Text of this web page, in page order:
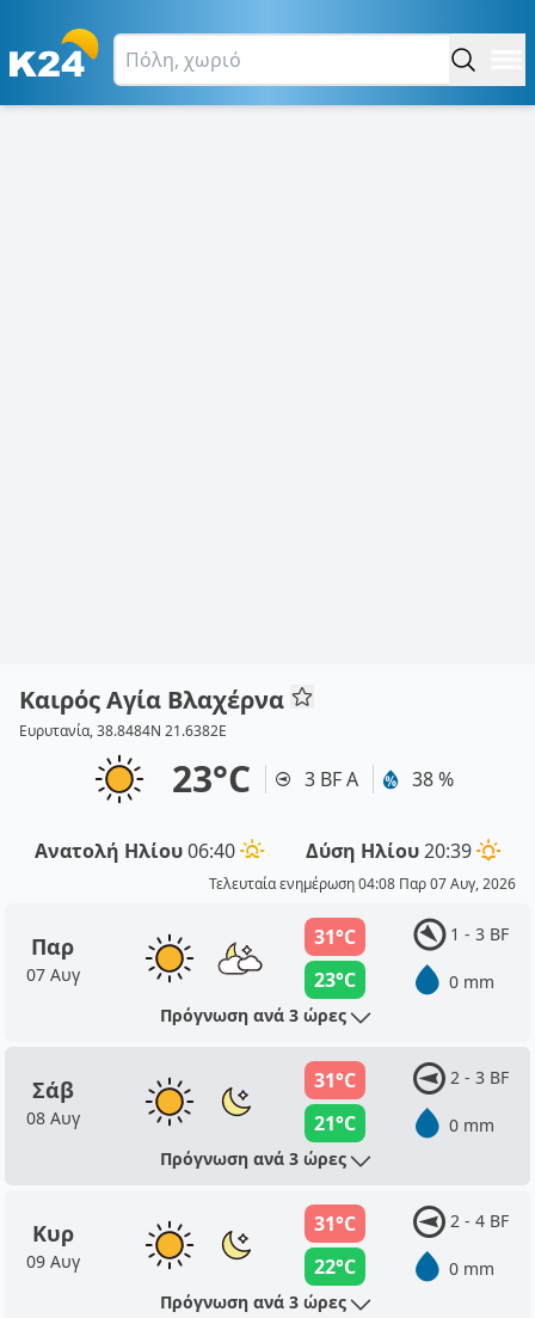
Καιρός Αγία Βλαχέρνα
Ευρυτανία, 38.8484N 21.6382E
23°C 3 BF Α 38 %
Ανατολή Ηλίου06:40 Δύση Ηλίου20:39
Τελευταία ενημέρωση 04:08 Παρ 07 Αυγ, 2026
Παρ
07 Αυγ
31°C
23°C
1 - 3 BF
0 mm
Πρόγνωση ανά 3 ώρες
Σάβ
08 Αυγ
31°C
21°C
2 - 3 BF
0 mm
Πρόγνωση ανά 3 ώρες
Κυρ
09 Αυγ
31°C
22°C
2 - 4 BF
0 mm
Πρόγνωση ανά 3 ώρες